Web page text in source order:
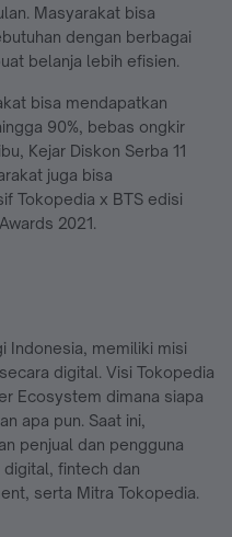
Masyarakat bisa
dengan berbagai
belanja lebih efisien.
bisa mendapatkan
90%, bebas ongkir
Kejar Diskon Serba 11
juga bisa
Tokopedia x BTS edisi
2021.
Indonesia, memiliki misi
digital. Visi Tokopedia
Ecosystem dimana siapa
apa pun. Saat ini,
penjual dan pengguna
fintech dan
serta Mitra Tokopedia.